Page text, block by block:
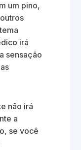
um pino,
irá
sensação
não irá
a
se você